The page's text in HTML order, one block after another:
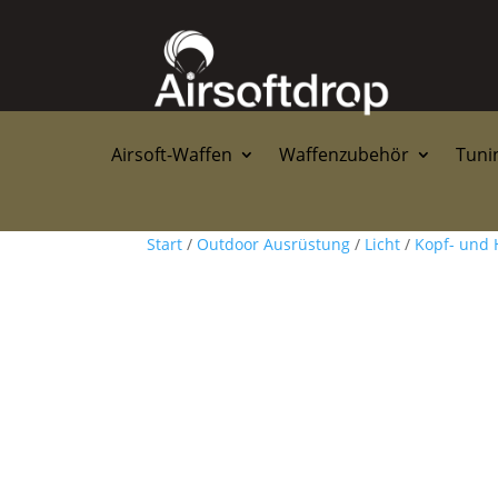
Airsoft-Waffen Waffenzubehör
Start / Outdoor Ausrüstung / Licht / Kopf- und